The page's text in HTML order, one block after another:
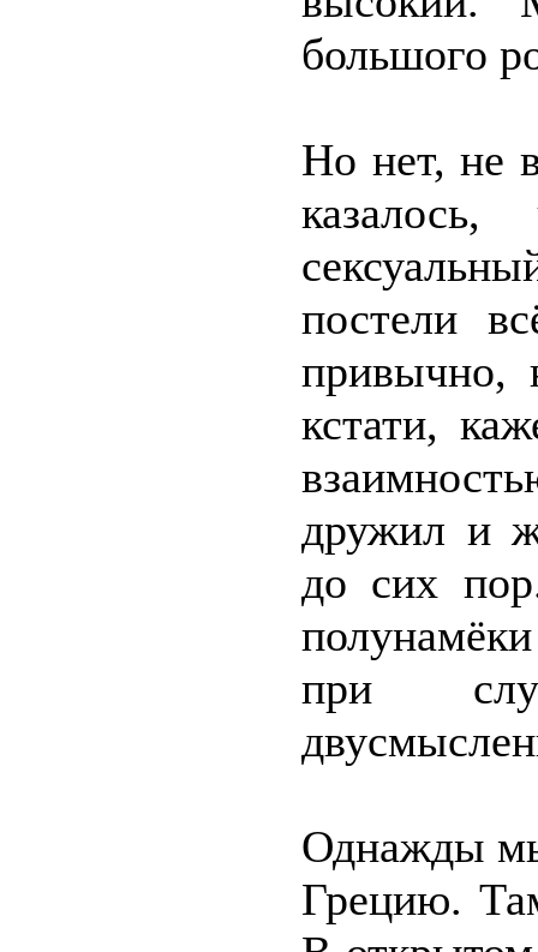
большого
Но нет, не
постели
привычно,
кстати,
дружил и
до сих
при
Однажды
Грецию.